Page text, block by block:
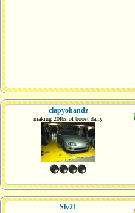
clapyohandz
making 20lbs of boost daily
Sly21